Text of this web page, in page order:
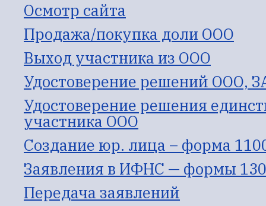
Осмотр сайта
Продажа/покупка доли ООО
Выход участника из ООО
Удостоверение решений ООО,
Удостоверение решения
участника ООО
Создание юр. лица – форма
Заявления в ИФНС — формы
Передача заявлений